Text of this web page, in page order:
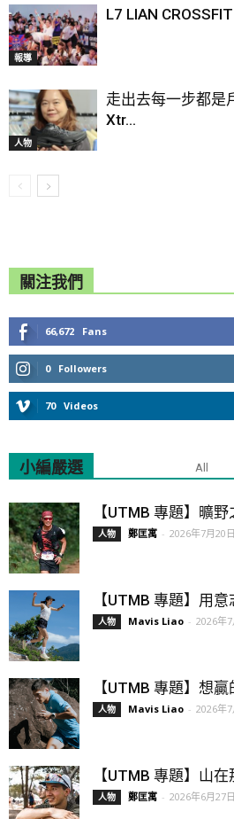
報導
L7 LIAN
人物
走出去每一步都是
Xtr...
關注我們
66,672 Fans
0 Followers
70 Videos
小編嚴選 All
【UTMB 專題】曠
人物 鄭匡寓 - 2026年7月20日
【UTMB 專題】用
人物 Mavis Liao - 2026年7
【UTMB 專題】想
人物 Mavis Liao - 2026年7
【UTMB 專題】山
人物 鄭匡寓 - 2026年6月27日